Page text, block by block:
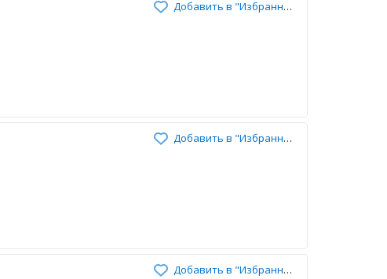
Добавить в "Избранное"
Добавить в "Избранное"
Добавить в "Избранное"